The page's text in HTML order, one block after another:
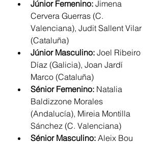
Júnior Femenino: Jimena
Cervera Guerras (C.
Valenciana), Judit Sallent Vilar
(Cataluña)
Júnior Masculino: Joel Ribeiro
Díaz (Galicia), Joan Jardí
Marco (Cataluña)
Sénior Femenino: Natalia
Baldizzone Morales
(Andalucía), Mireia Montilla
Sánchez (C. Valenciana)
Sénior Masculino: Aleix Bou